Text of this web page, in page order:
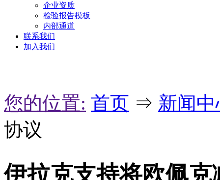
企业资质
检验报告模板
内部通道
联系我们
加入我们
您的位置: 首页 ⇒ 新闻
协议
伊拉克支持将欧佩克